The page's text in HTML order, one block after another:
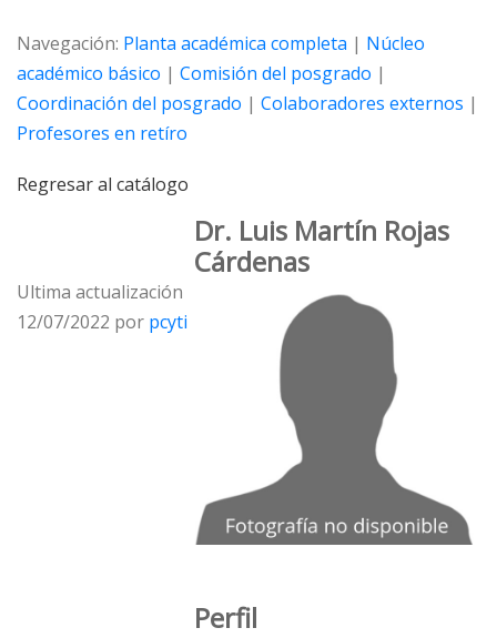
Navegación: Planta académica completa | Núcleo
académico básico | Comisión del posgrado |
Coordinación del posgrado | Colaboradores externos |
Profesores en retíro
Regresar al catálogo
Dr. Luis Martí­n Rojas
Cárdenas
Perfil
Ultima actualización
12/07/2022 por pcyti